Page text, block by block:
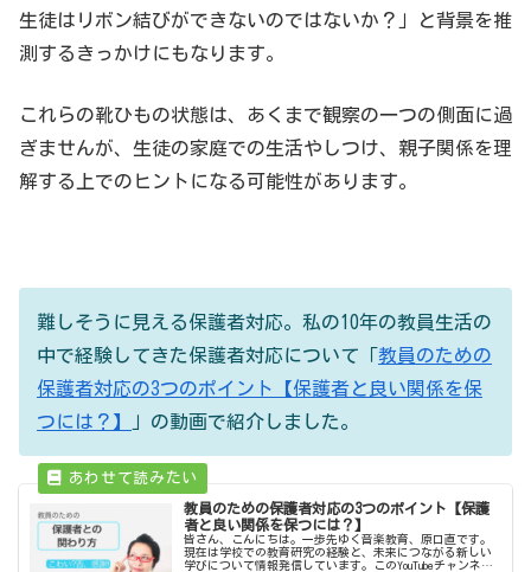
生徒はリボン結びができないのではないか？」と背景を推
測するきっかけにもなります。
これらの靴ひもの状態は、あくまで観察の一つの側面に過
ぎませんが、生徒の家庭での生活やしつけ、親子関係を理
解する上でのヒントになる可能性があります。
難しそうに見える保護者対応。私の10年の教員生活の
中で経験してきた保護者対応について「教員のための
保護者対応の3つのポイント【保護者と良い関係を保
つには？】
」の動画で紹介しました。
教員のための保護者対応の3つのポイント【保護
者と良い関係を保つには？】
皆さん、こんにちは。一歩先ゆく音楽教育、原口直です。
現在は学校での教育研究の経験と、未来につながる新しい
学びについて情報発信しています。このYouTubeチャンネル